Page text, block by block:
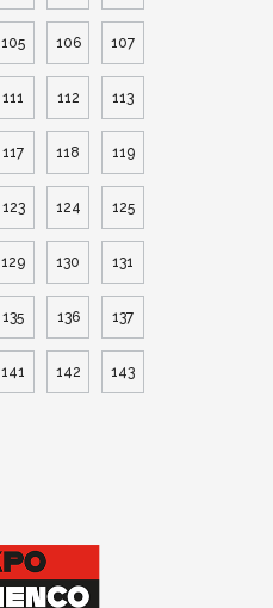
105 106 107
111 112 113
117 118 119
123 124 125
129 130 131
135 136 137
141 142 143